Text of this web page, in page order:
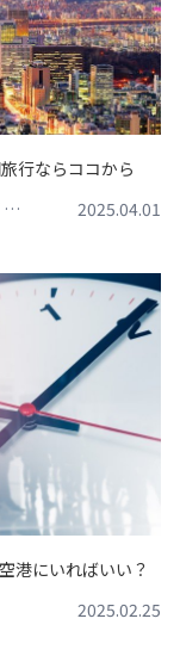
行ならココから
#スイーツ・デザート
2025.04.01
港にいればいい？
2025.02.25